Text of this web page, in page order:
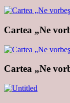
Cartea „Ne
Cartea „Ne